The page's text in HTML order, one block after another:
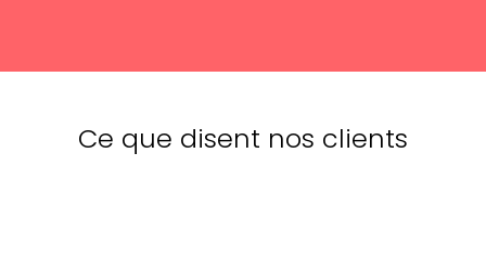
Ce que disent nos clients